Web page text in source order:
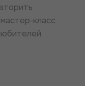
класс